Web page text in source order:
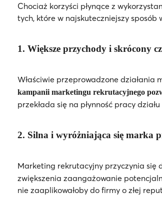
Chociaż korzyści płynące z
tych, które w najskuteczniejszy
1. Większe przychody i skrócony
Właściwie przeprowadzone działania
kampanii marketingu rekrutacyjnego
przekłada się na płynność pracy
2. Silna i wyróżniająca się marka
Marketing rekrutacyjny przyczynia się
zwiększenia zaangażowanie
nie zaaplikowałoby do firmy o złej